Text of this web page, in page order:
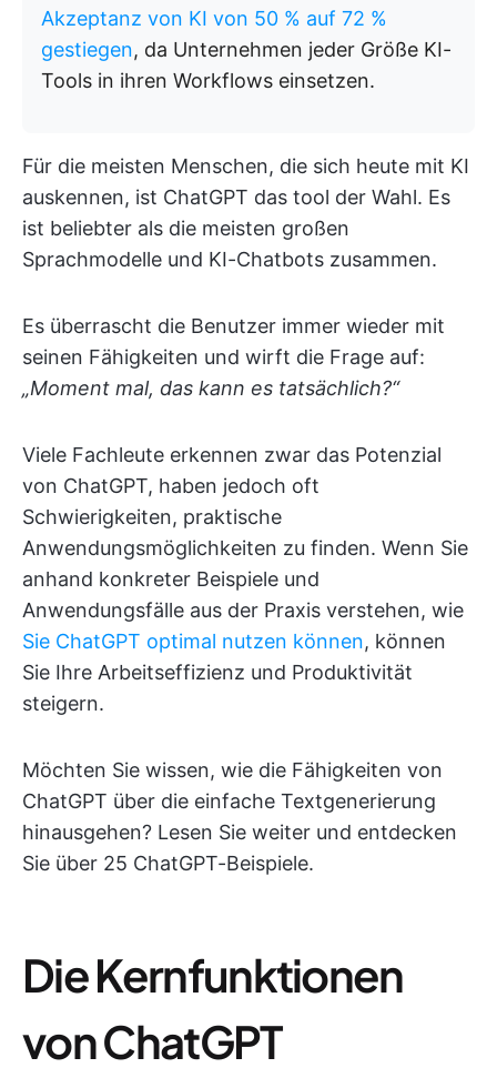
Akzeptanz von KI von 50 % auf 72 %
gestiegen, da Unternehmen jeder Größe KI-
Tools in ihren Workflows einsetzen.
Für die meisten Menschen, die sich heute mit KI
auskennen, ist ChatGPT das tool der Wahl. Es
ist beliebter als die meisten großen
Sprachmodelle und KI-Chatbots zusammen.
Es überrascht die Benutzer immer wieder mit
seinen Fähigkeiten und wirft die Frage auf:
„Moment mal, das kann es tatsächlich?“
Viele Fachleute erkennen zwar das Potenzial
von ChatGPT, haben jedoch oft
Schwierigkeiten, praktische
Anwendungsmöglichkeiten zu finden. Wenn Sie
anhand konkreter Beispiele und
Anwendungsfälle aus der Praxis verstehen, wie
Sie ChatGPT optimal nutzen können, können
Sie Ihre Arbeitseffizienz und Produktivität
steigern.
Möchten Sie wissen, wie die Fähigkeiten von
ChatGPT über die einfache Textgenerierung
hinausgehen? Lesen Sie weiter und entdecken
Sie über 25 ChatGPT-Beispiele.
Die Kernfunktionen
von ChatGPT